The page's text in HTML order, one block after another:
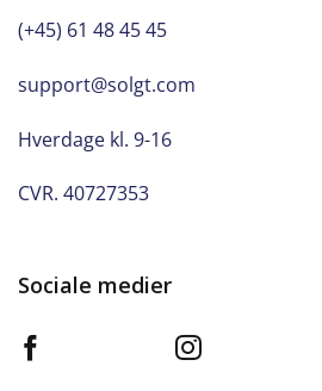
USB-C tilslutning
Varme i fører- og passagersæde
Varme i førersæde
Varme i forruden
(+45) 61 48 45 45
support@solgt.com
Hverdage kl. 9-16
CVR. 40727353
Sociale medier